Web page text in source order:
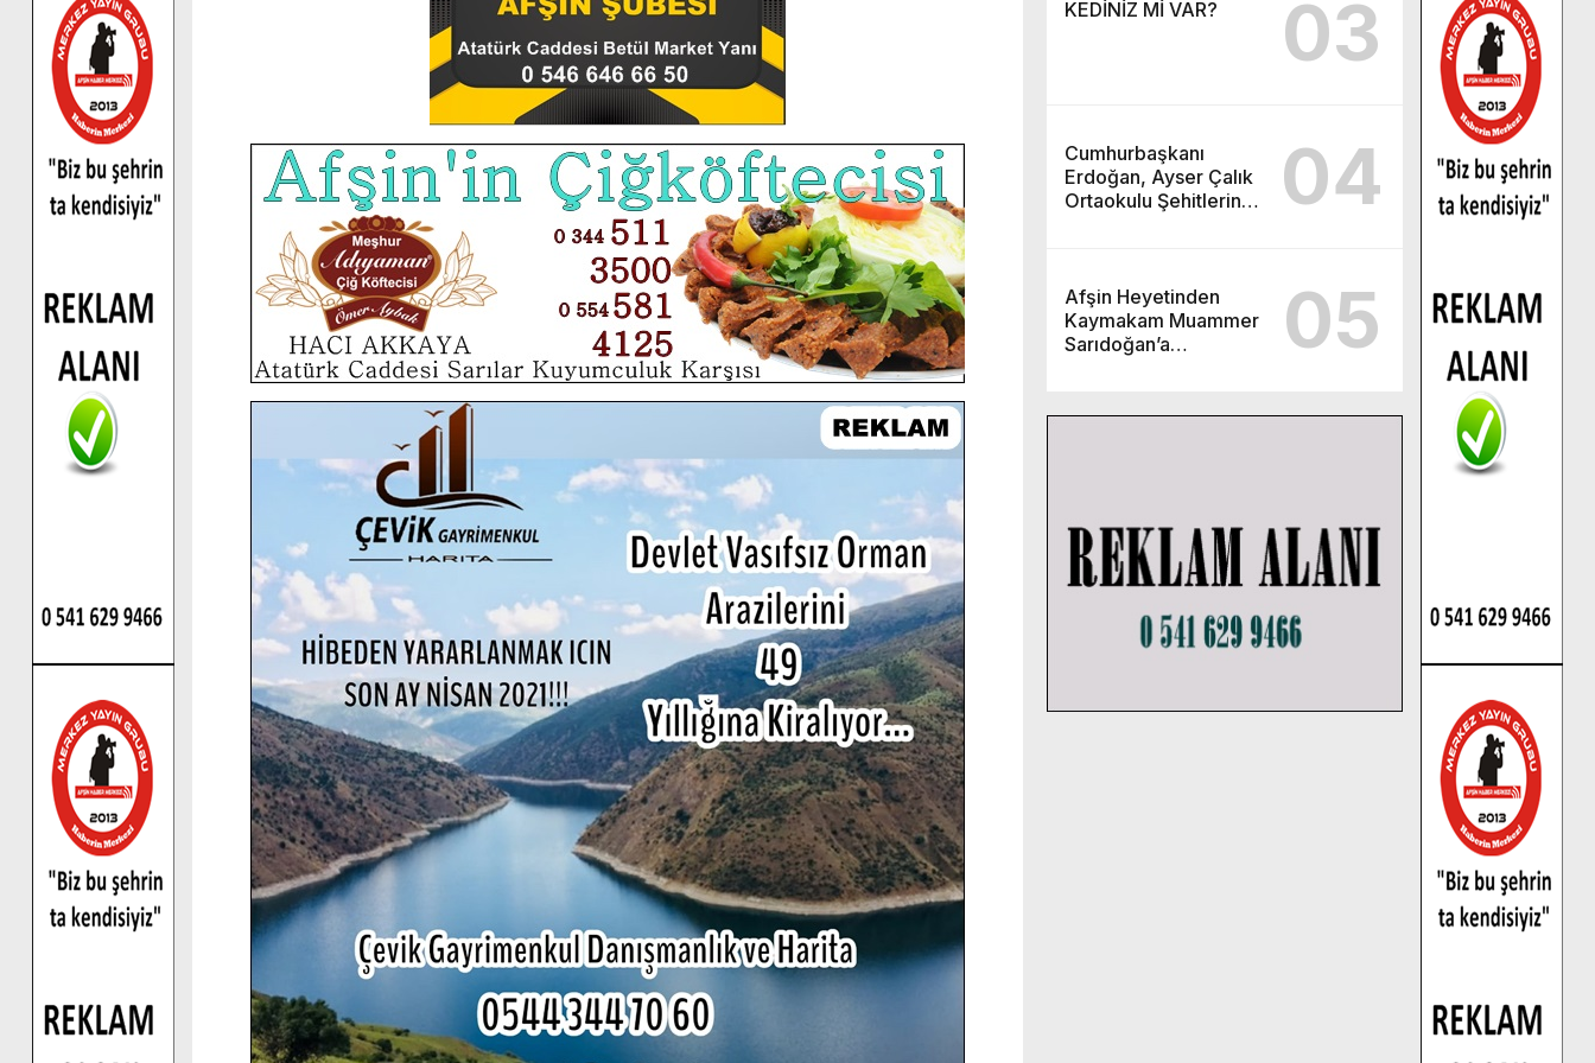
KEDİNİZ Mİ VAR? 03
Cumhurbaşkanı
Erdoğan, Ayser Çalık
Ortaokulu Şehitlerinin
04
Afşin Heyetinden
Kaymakam Muammer
Sarıdoğan’a
05